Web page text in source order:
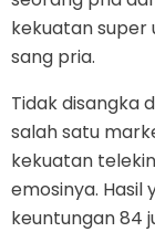
kekuatan
sang pria.
Tidak disangka
salah satu
kekuatan
emosinya. Hasil
keuntungan 84